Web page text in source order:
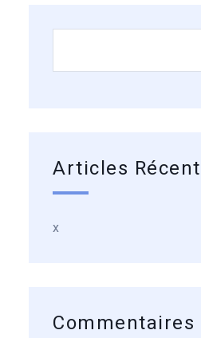
Articles
x
Commentaires